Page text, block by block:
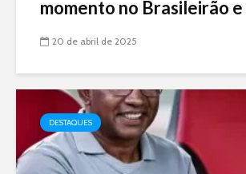
momento no Brasileirão e
20 de abril de 2025
DESTAQUES